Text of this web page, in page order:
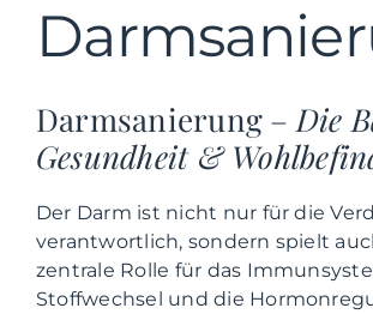
Darmsanierung –Die
Gesundheit &
Der Darm ist nicht nur für die
verantwortlich, sondern spielt
zentrale Rolle für das
Stoffwechsel und die